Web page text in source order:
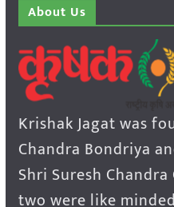
About Us
Krishak Jagat was
Chandra Bondriya
Shri Suresh
two were like